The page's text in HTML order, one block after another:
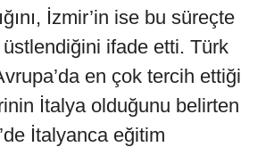
İzmir’in ise bu süreçte
ifade etti. Türk
en çok tercih ettiği
İtalya olduğunu belirten
İtalyanca eğitim